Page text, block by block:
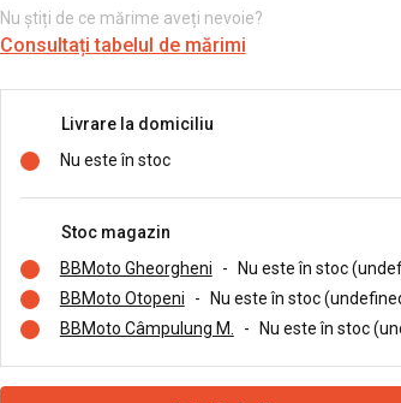
Nu știți de ce mărime aveți nevoie?
Consultați tabelul de mărimi
Livrare la domiciliu
Nu este în stoc
Stoc magazin
BBMoto Gheorgheni
-
Nu este în stoc
BBMoto Otopeni
-
Nu este în stoc
BBMoto Câmpulung M.
- Nu este în stoc